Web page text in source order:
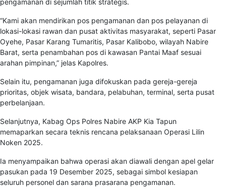
pengamanan di sejumlah titik strategis.
“Kami akan mendirikan pos pengamanan dan pos pelayanan di
lokasi-lokasi rawan dan pusat aktivitas masyarakat, seperti Pasar
Oyehe, Pasar Karang Tumaritis, Pasar Kalibobo, wilayah Nabire
Barat, serta penambahan pos di kawasan Pantai Maaf sesuai
arahan pimpinan,” jelas Kapolres.
Selain itu, pengamanan juga difokuskan pada gereja-gereja
prioritas, objek wisata, bandara, pelabuhan, terminal, serta pusat
perbelanjaan.
Selanjutnya, Kabag Ops Polres Nabire AKP Kia Tapun
memaparkan secara teknis rencana pelaksanaan Operasi Lilin
Noken 2025.
Ia menyampaikan bahwa operasi akan diawali dengan apel gelar
pasukan pada 19 Desember 2025, sebagai simbol kesiapan
seluruh personel dan sarana prasarana pengamanan.